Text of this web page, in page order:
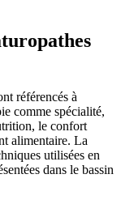
référencés à
comme spécialité,
le confort
alimentaire. La
utilisées en
dans le bassin